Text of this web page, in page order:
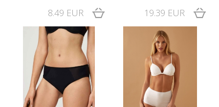
8.49 EUR
19.39 EUR